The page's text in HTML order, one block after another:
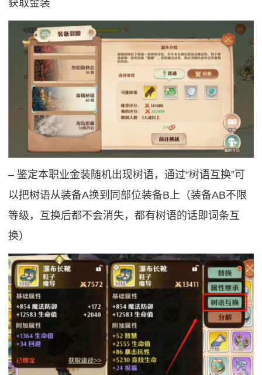
获取金装
‒ 鉴定本职业金装随机出现树语，通过“树语互换”可
以把树语从装备A换到同部位装备B上（装备AB不限
等级，互换后都不会消失，都有树语的话即词条互
换）